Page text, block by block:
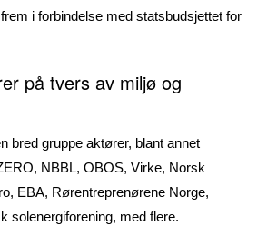
i forbindelse med statsbudsjettet for
på tvers av miljø og
bred gruppe aktører, blant annet
NBBL, OBOS, Virke, Norsk
EBA, Rørentreprenørene Norge,
solenergiforening, med flere.